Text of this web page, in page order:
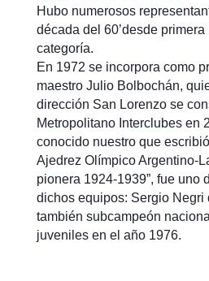
Hubo numerosos
década del 60’desde primera
categoría.
En 1972 se incorpora como
maestro Julio Bolbochán,
dirección San Lorenzo se
Metropolitano Interclubes en
conocido nuestro que
Ajedrez Olímpico Argentino-
pionera 1924-1939”, fue uno
dichos equipos: Sergio Negri
también subcampeón
juveniles en el año 1976.